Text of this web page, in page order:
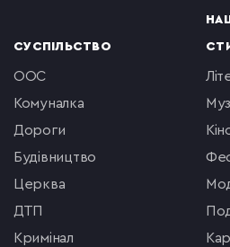
СУСПІЛЬСТВО
ООС
комуналка
Дороги
будівництво
церква
ДТП
кримінал